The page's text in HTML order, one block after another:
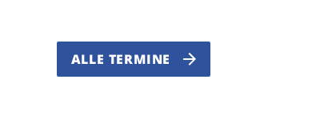
ALLE TERMINE